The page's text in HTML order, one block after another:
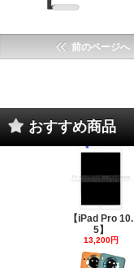
前のページへ
おすすめ商品
【iPad Pro 10.
5】
13,200円